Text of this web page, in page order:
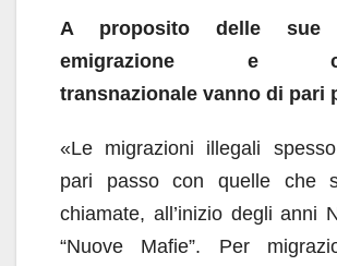
A proposito delle sue
emigrazione e
transnazionale vanno di pari
«Le migrazioni illegali
pari passo con quelle che
chiamate, all’inizio degli anni
“Nuove Mafie”. Per